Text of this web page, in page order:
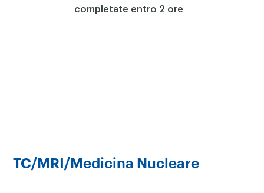
completate entro 2 ore
TC/MRI/Medicina Nucleare